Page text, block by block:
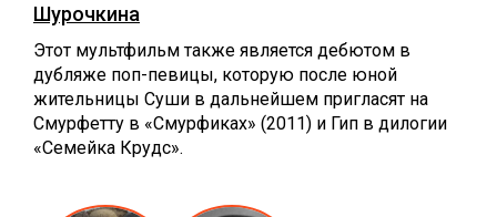
Шурочкина
Этот мультфильм также является дебютом в
дубляже поп-певицы, которую после юной
жительницы Суши в дальнейшем пригласят на
Смурфетту в «Смурфиках» (2011) и Гип в дилогии
«Семейка Крудс».